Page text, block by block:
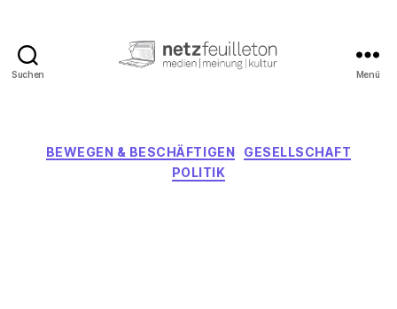
Suchen Menü
Kategorien
BEWEGEN & BESCHÄFTIGEN
GESELLSCHAFT
POLITIK